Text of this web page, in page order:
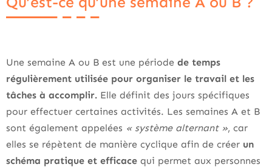
Une semaine A ou B est une période de temps
régulièrement utilisée pour organiser le travail et les
tâches à accomplir. Elle définit des jours spécifiques
pour effectuer certaines activités. Les semaines A et B
sont également appelées « système alternant », car
elles se répètent de manière cyclique afin de créer un
schéma pratique et efficace qui permet aux personnes